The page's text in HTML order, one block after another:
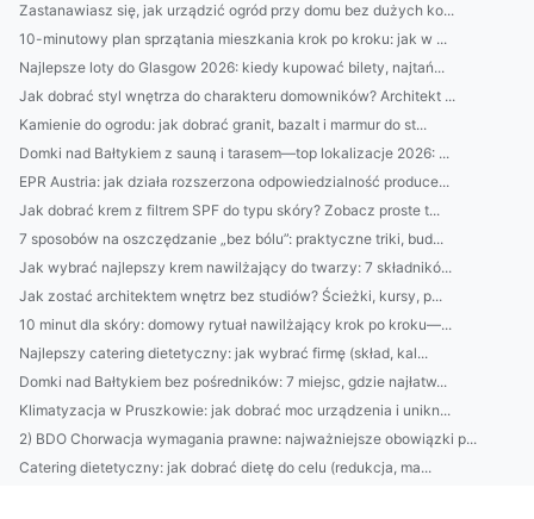
Zastanawiasz się, jak urządzić ogród przy domu bez dużych ko...
10-minutowy plan sprzątania mieszkania krok po kroku: jak w ...
Najlepsze loty do Glasgow 2026: kiedy kupować bilety, najtań...
Jak dobrać styl wnętrza do charakteru domowników? Architekt ...
Kamienie do ogrodu: jak dobrać granit, bazalt i marmur do st...
Domki nad Bałtykiem z sauną i tarasem—top lokalizacje 2026: ...
EPR Austria: jak działa rozszerzona odpowiedzialność produce...
Jak dobrać krem z filtrem SPF do typu skóry? Zobacz proste t...
7 sposobów na oszczędzanie „bez bólu”: praktyczne triki, bud...
Jak wybrać najlepszy krem nawilżający do twarzy: 7 składnikó...
Jak zostać architektem wnętrz bez studiów? Ścieżki, kursy, p...
10 minut dla skóry: domowy rytuał nawilżający krok po kroku—...
Najlepszy catering dietetyczny: jak wybrać firmę (skład, kal...
Domki nad Bałtykiem bez pośredników: 7 miejsc, gdzie najłatw...
Klimatyzacja w Pruszkowie: jak dobrać moc urządzenia i unikn...
2) BDO Chorwacja wymagania prawne: najważniejsze obowiązki p...
Catering dietetyczny: jak dobrać dietę do celu (redukcja, ma...